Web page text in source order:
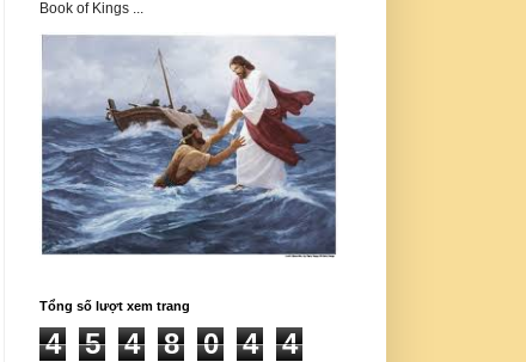
Book of Kings ...
Tổng số lượt xem trang
4 5 4 8 0 4 4